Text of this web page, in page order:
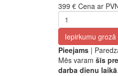
399 € Cena ar
Iepirkumu grozā
Pieejams |
Mēs varam šīs
darba dienu laikā